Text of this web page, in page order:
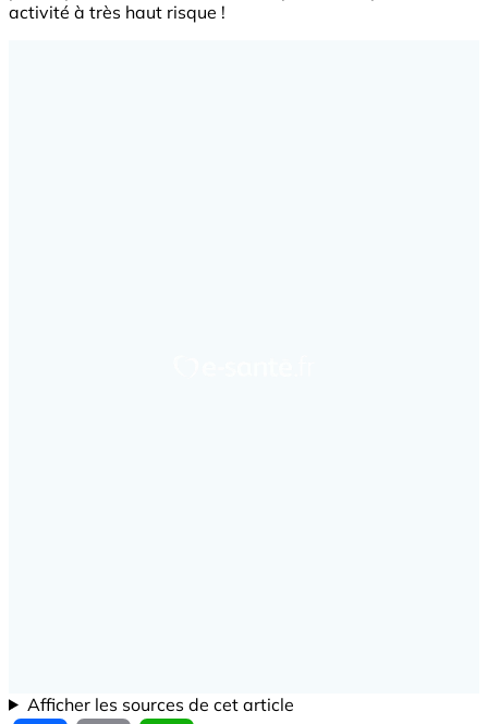
activité à très haut risque !
Afficher les sources de cet article